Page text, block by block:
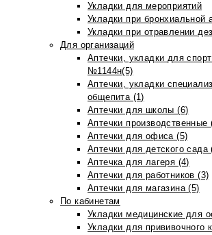
Укладки для мероприятий
Укладки при бронхиальной
Укладки при отравлении
Для организаций
Аптечки, укладки для
№1144н(5)
Аптечки, укладки
общепита (1)
Аптечки для школы (6)
Аптечки производственные
Аптечки для офиса (5)
Аптечки для детского сада
Аптечка для лагеря (4)
Аптечки для работников (3)
Аптечки для магазина (5)
По кабинетам
Укладки медицинские для
Укладки для прививочного